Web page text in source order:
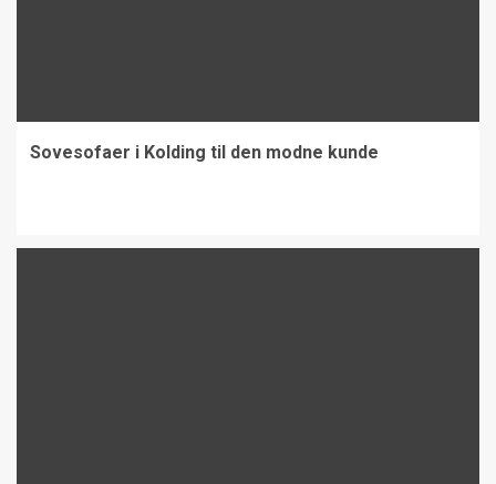
Sovesofaer i Kolding til den modne kunde